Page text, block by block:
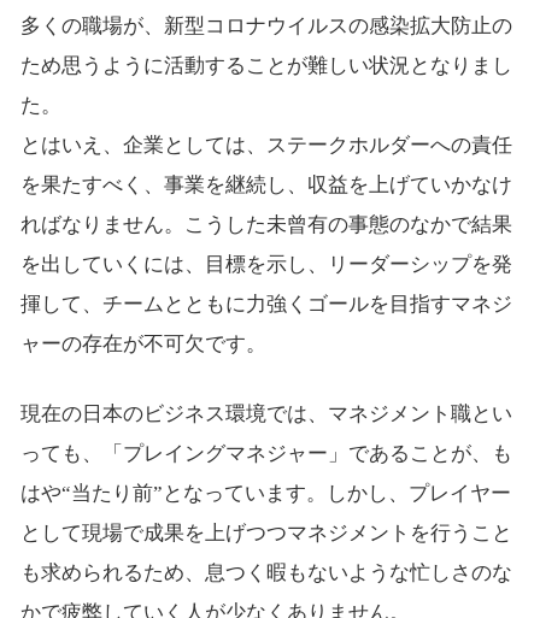
多くの職場が、新型コロナウイルスの感染拡大防止の
ため思うように活動することが難しい状況となりまし
た。
とはいえ、企業としては、ステークホルダーへの責任
を果たすべく、事業を継続し、収益を上げていかなけ
ればなりません。こうした未曾有の事態のなかで結果
を出していくには、目標を示し、リーダーシップを発
揮して、チームとともに力強くゴールを目指すマネジ
ャーの存在が不可欠です。
現在の日本のビジネス環境では、マネジメント職とい
っても、「プレイングマネジャー」であることが、も
はや“当たり前”となっています。しかし、プレイヤー
として現場で成果を上げつつマネジメントを行うこと
も求められるため、息つく暇もないような忙しさのな
かで疲弊していく人が少なくありません。